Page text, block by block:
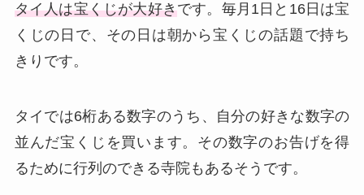
タイ人は宝くじが大好きです。毎月1日と16日は宝
くじの日で、その日は朝から宝くじの話題で持ち
きりです。
タイでは6桁ある数字のうち、自分の好きな数字の
並んだ宝くじを買います。その数字のお告げを得
るために行列のできる寺院もあるそうです。